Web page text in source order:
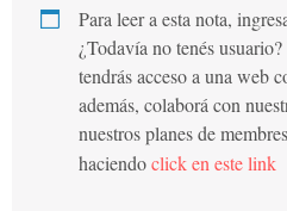
Para leer a esta nota,
¿Todavía no tenés
tendrás acceso a una web
además, colaborá con
nuestros planes de
haciendoclick en este link